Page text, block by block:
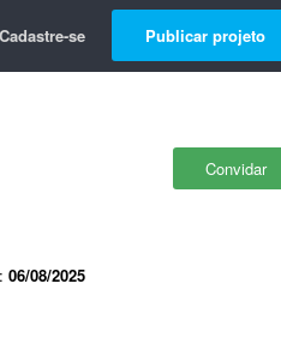
Cadastre-se Publicar projeto
Convidar
06/08/2025